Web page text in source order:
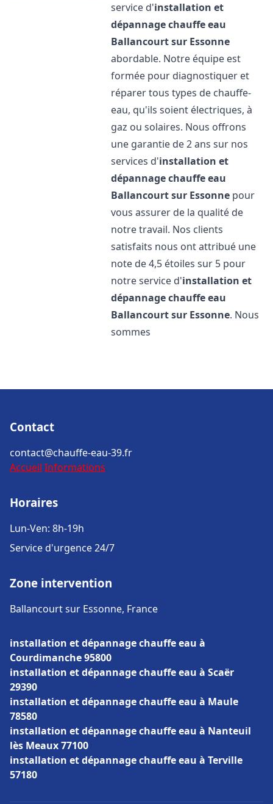
service d'installation et
dépannage chauffe eau
Ballancourt sur Essonne
abordable. Notre équipe est
formée pour diagnostiquer et
réparer tous types de chauffe-
eau, qu'ils soient électriques, à
gaz ou solaires. Nous offrons
une garantie de 2 ans sur nos
services d'installation et
dépannage chauffe eau
Ballancourt sur Essonne pour
vous assurer de la qualité de
notre travail. Nos clients
satisfaits nous ont attribué une
note de 4,5 étoiles sur 5 pour
notre service d'installation et
dépannage chauffe eau
Ballancourt sur Essonne. Nous
sommes
Contact
contact@chauffe-eau-39.fr
Accueil Informations
Horaires
Lun-Ven: 8h-19h
Service d'urgence 24/7
Zone intervention
Ballancourt sur Essonne, France
installation et dépannage chauffe eau à
Courdimanche 95800
installation et dépannage chauffe eau à Scaër
29390
installation et dépannage chauffe eau à Maule
78580
installation et dépannage chauffe eau à Nanteuil
lès Meaux 77100
installation et dépannage chauffe eau à Terville
57180